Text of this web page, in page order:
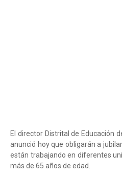
El director Distrital de Educación
anunció hoy que obligarán a
están trabajando en diferentes
más de 65 años de edad.